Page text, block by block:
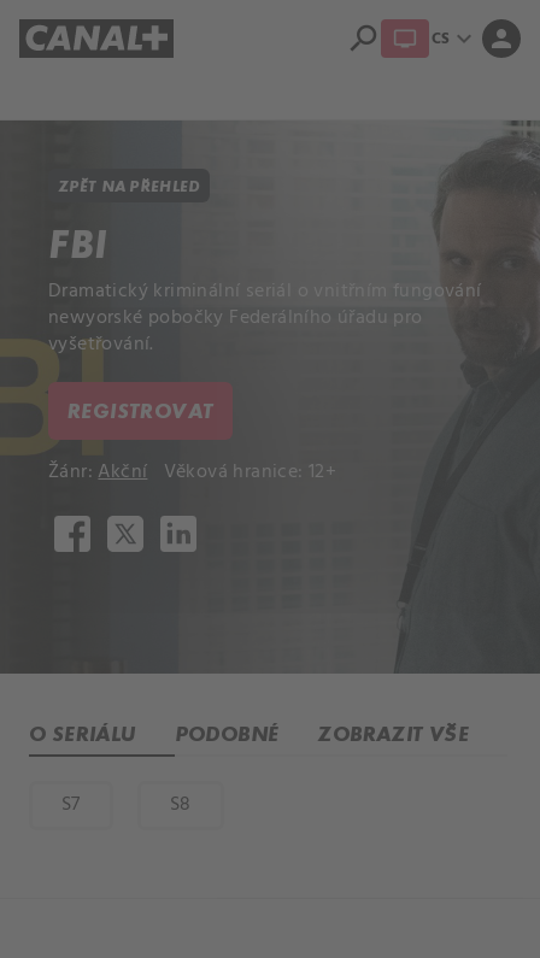
search CS expand_more person
ZPĚT NA PŘEHLED
FBI
Dramatický kriminální seriál o vnitřním fungování
newyorské pobočky Federálního úřadu pro
vyšetřování.
REGISTROVAT
Žánr:Akční Věková hranice: 12+
O SERIÁLU PODOBNÉ ZOBRAZIT VŠE
S7 S8